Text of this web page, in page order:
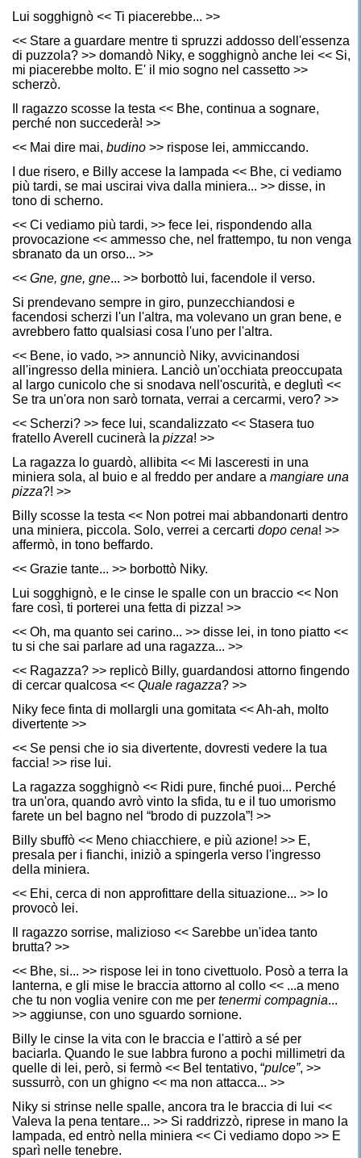
Lui sogghignò << Ti piacerebbe... >>
<< Stare a guardare mentre ti spruzzi addosso dell'essenza
di puzzola? >> domandò Niky, e sogghignò anche lei << Si,
mi piacerebbe molto. E' il mio sogno nel cassetto >>
scherzò.
Il ragazzo scosse la testa << Bhe, continua a sognare,
perché non succederà! >>
<< Mai dire mai, budino >> rispose lei, ammiccando.
I due risero, e Billy accese la lampada << Bhe, ci vediamo
più tardi, se mai uscirai viva dalla miniera... >> disse, in
tono di scherno.
<< Ci vediamo più tardi, >> fece lei, rispondendo alla
provocazione << ammesso che, nel frattempo, tu non venga
sbranato da un orso... >>
<< Gne, gne, gne... >> borbottò lui, facendole il verso.
Si prendevano sempre in giro, punzecchiandosi e
facendosi scherzi l'un l'altra, ma volevano un gran bene, e
avrebbero fatto qualsiasi cosa l'uno per l'altra.
<< Bene, io vado, >> annunciò Niky, avvicinandosi
all'ingresso della miniera. Lanciò un'occhiata preoccupata
al largo cunicolo che si snodava nell'oscurità, e deglutì <<
Se tra un'ora non sarò tornata, verrai a cercarmi, vero? >>
<< Scherzi? >> fece lui, scandalizzato << Stasera tuo
fratello Averell cucinerà la pizza! >>
La ragazza lo guardò, allibita << Mi lasceresti in una
miniera sola, al buio e al freddo per andare a mangiare una
pizza?! >>
Billy scosse la testa << Non potrei mai abbandonarti dentro
una miniera, piccola. Solo, verrei a cercarti dopo cena! >>
affermò, in tono beffardo.
<< Grazie tante... >> borbottò Niky.
Lui sogghignò, e le cinse le spalle con un braccio << Non
fare così, ti porterei una fetta di pizza! >>
<< Oh, ma quanto sei carino... >> disse lei, in tono piatto <<
tu si che sai parlare ad una ragazza... >>
<< Ragazza? >> replicò Billy, guardandosi attorno fingendo
di cercar qualcosa << Quale ragazza? >>
Niky fece finta di mollargli una gomitata << Ah-ah, molto
divertente >>
<< Se pensi che io sia divertente, dovresti vedere la tua
faccia! >> rise lui.
La ragazza sogghignò << Ridi pure, finché puoi... Perché
tra un'ora, quando avrò vinto la sfida, tu e il tuo umorismo
farete un bel bagno nel “brodo di puzzola”! >>
Billy sbuffò << Meno chiacchiere, e più azione! >> E,
presala per i fianchi, iniziò a spingerla verso l'ingresso
della miniera.
<< Ehi, cerca di non approfittare della situazione... >> lo
provocò lei.
Il ragazzo sorrise, malizioso << Sarebbe un'idea tanto
brutta? >>
<< Bhe, si... >> rispose lei in tono civettuolo. Posò a terra la
lanterna, e gli mise le braccia attorno al collo << ...a meno
che tu non voglia venire con me per tenermi compagnia...
>> aggiunse, con uno sguardo sornione.
Billy le cinse la vita con le braccia e l'attirò a sé per
baciarla. Quando le sue labbra furono a pochi millimetri da
quelle di lei, però, si fermò << Bel tentativo, “pulce”, >>
sussurrò, con un ghigno << ma non attacca... >>
Niky si strinse nelle spalle, ancora tra le braccia di lui <<
Valeva la pena tentare... >> Si raddrizzò, riprese in mano la
lampada, ed entrò nella miniera << Ci vediamo dopo >> E
sparì nelle tenebre.